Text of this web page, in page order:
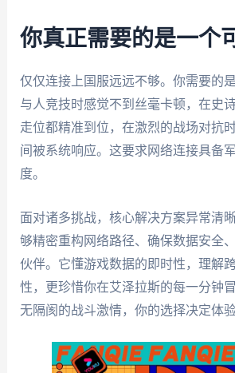
你真正需要的是一个
仅仅连接上国服远远不够。你需要的
与人竞技时感觉不到丝毫卡顿，在史
走位都精准到位，在激烈的战场对抗
间被系统响应。这要求网络连接具备
度。
面对诸多挑战，核心解决方案异常清
够精密重构网络路径、确保数据安全
伙伴。它懂游戏数据的即时性，理解
性，更珍惜你在艾泽拉斯的每一分钟
无隔阂的战斗激情，你的选择决定体验